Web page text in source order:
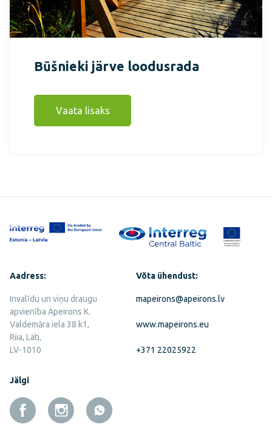
Būšnieki järve loodusrada
Vaata lisaks
Aadress:
Invalīdu un viņu draugu
apvienība Apeirons K.
Valdemāra iela 38 k1,
Riia, Läti,
LV-1010
Võta ühendust:
mapeirons@apeirons.lv
www.mapeirons.eu
+371 22025922
Jälgi